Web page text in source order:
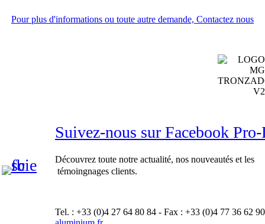
Pour plus d'informations ou toute autre demande, Contactez nous
Suivez-nous sur Facebook
Découvrez toute notre actualité, nos nouveautés et les
témoingnages clients.
Tel. : +33 (0)4 27 64 80 84 - Fax : +33 (0)4 77 36 62